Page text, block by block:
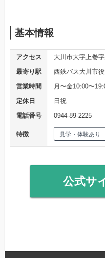
基本情報
アクセス
大川市大字上巻
最寄り駅
西鉄バス大川市
営業時間
月〜金10:00〜
定休日
日祝
電話番号
0944-89-2225
特徴 見学・体験あり
公式サ